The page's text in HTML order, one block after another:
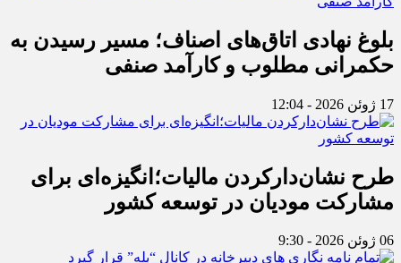
بلوغ نهادی اتاق‌های اصناف؛ مسیر رسیدن به
حکمرانی مطلوب و کارآمد صنفی
17 ژوئن 2026 - 12:04
طرح نشان‌دارکردن مالیات؛انگیزه‌ای برای
مشارکت مودیان در توسعه کشور
06 ژوئن 2026 - 9:30